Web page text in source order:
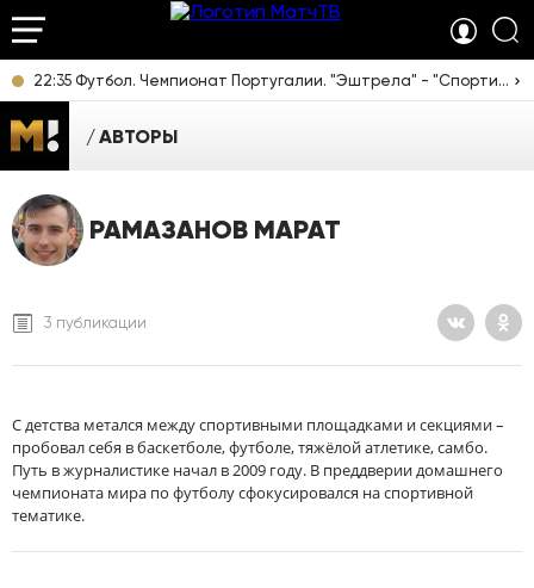
22:35 Футбол. Чемпионат Португалии. "Эштрела" - "Спортинг". Прямая трансляция
АВТОРЫ
РАМАЗАНОВ МАРАТ
3 публикации
С детства метался между спортивными площадками и секциями –
пробовал себя в баскетболе, футболе, тяжёлой атлетике, самбо.
Путь в журналистике начал в 2009 году. В преддверии домашнего
чемпионата мира по футболу сфокусировался на спортивной
тематике.